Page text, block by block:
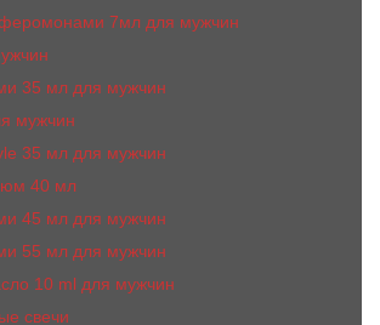
7мл для мужчин
35 мл для мужчин
мужчин
35 мл для мужчин
40 мл
45 мл для мужчин
55 мл для мужчин
10 ml для мужчин
свечи